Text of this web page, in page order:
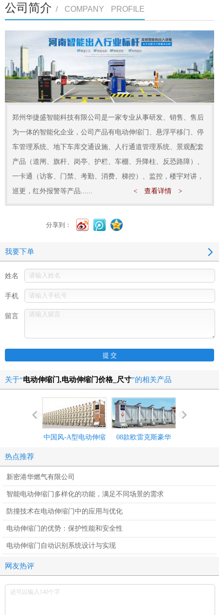
公司简介 / COMPANY PROFILE
郑州华捷盛智能科技有限公司是一家专业从事研发、销售、售后
为一体的智能化企业，公司产品有电动伸缩门、悬浮平移门、停
车管理系统、地下车库交通设施、人行通道管理系统、景观配套
产品（道闸、旗杆、岗亭、护栏、车棚、升降柱、反恐路障）、
一卡通（访客、门禁、考勤、消费、梯控）、监控，楼宇对讲，
巡更，红外报警等产品...... < 查看详情 >
分享到：
我要下单
姓名
手机
留言
关于“电动伸缩门,电动伸缩门价格_尺寸”的相关产品
中国风-A型电动伸缩 08款欧雷克斯豪华
热点推荐
新密港华燃气有限公司
智能电动伸缩门多样化的功能，满足不同场景的需求
防撞技术在电动伸缩门中的应用与优化
电动伸缩门的优势：保护性能和安全性
电动伸缩门自动识别系统设计与实现
网友热评